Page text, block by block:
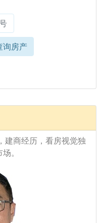
询房产
建商经历，看房视觉独
。